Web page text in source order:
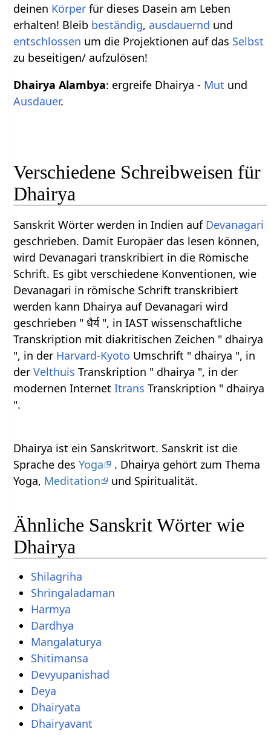
deinen Körper für dieses Dasein am Leben
erhalten! Bleib beständig, ausdauernd und
entschlossen um die Projektionen auf das Selbst
zu beseitigen/ aufzulösen!
Dhairya Alambya: ergreife Dhairya - Mut und
Ausdauer.
Verschiedene Schreibweisen für
Dhairya
Sanskrit Wörter werden in Indien auf Devanagari
geschrieben. Damit Europäer das lesen können,
wird Devanagari transkribiert in die Römische
Schrift. Es gibt verschiedene Konventionen, wie
Devanagari in römische Schrift transkribiert
werden kann Dhairya auf Devanagari wird
geschrieben " धैर्य ", in IAST wissenschaftliche
Transkription mit diakritischen Zeichen " dhairya
", in der Harvard-Kyoto Umschrift " dhairya ", in
derVelthuis Transkription " dhairya ", in der
modernen InternetItrans Transkription " dhairya
".
Dhairya ist ein Sanskritwort. Sanskrit ist die
Sprache desYoga
. Dhairya gehört zum Thema
Yoga, Meditation und Spiritualität.
Ähnliche Sanskrit Wörter wie
Dhairya
Shilagriha
Shringaladaman
Harmya
Dardhya
Mangalaturya
Shitimansa
Devyupanishad
Deya
Dhairyata
Dhairyavant